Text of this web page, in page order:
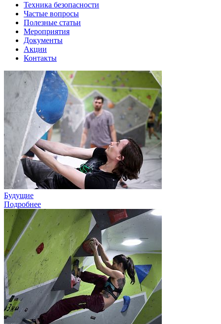
Техника безопасности
Частые вопросы
Полезные статьи
Мероприятия
Документы
Акции
Контакты
Будущие
Подробнее